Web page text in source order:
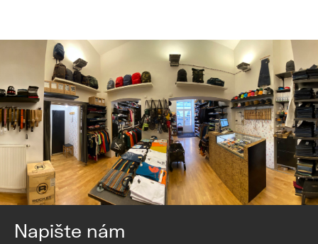
Napište nám